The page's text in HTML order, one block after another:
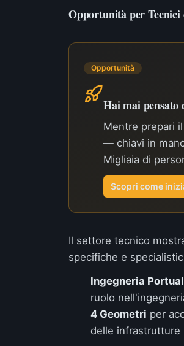
Opportunità per
Opportunità
Hai mai pensato
Mentre prepari
— chiavi in
Migliaia di
Scopri come
Il settore tecnico
specifiche e
Ingegneria
ruolo
4 Geometri per
delle infrastrutture